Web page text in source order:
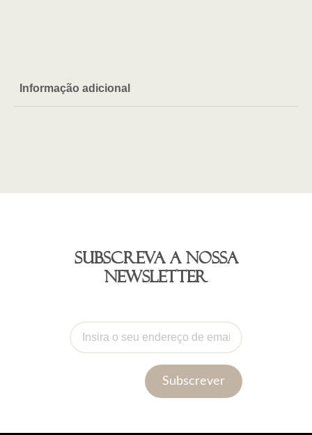
Informação adicional
Subscreva a nossa
newsletter
Subscrever